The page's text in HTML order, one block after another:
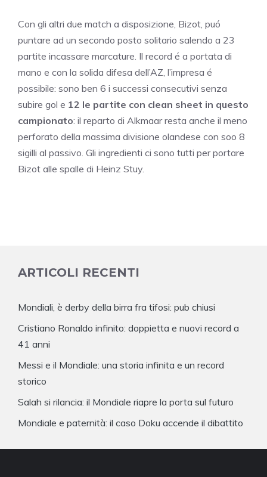
Con gli altri due match a disposizione, Bizot, puó
puntare ad un secondo posto solitario salendo a 23
partite incassare marcature. Il record é a portata di
mano e con la solida difesa dell’AZ, l’impresa é
possibile: sono ben 6 i successi consecutivi senza
subire gol e 12 le partite con clean sheet in questo
campionato: il reparto di Alkmaar resta anche il meno
perforato della massima divisione olandese con soo 8
sigilli al passivo. Gli ingredienti ci sono tutti per portare
Bizot alle spalle di Heinz Stuy.
ARTICOLI RECENTI
Mondiali, è derby della birra fra tifosi: pub chiusi
Cristiano Ronaldo infinito: doppietta e nuovi record a
41 anni
Messi e il Mondiale: una storia infinita e un record
storico
Salah si rilancia: il Mondiale riapre la porta sul futuro
Mondiale e paternità: il caso Doku accende il dibattito